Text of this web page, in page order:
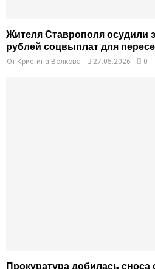
Жителя Ставрополя осудили
рублей соцвыплат для
От Кристина Волкова 27.05.2026 0
Прокуратура добилась